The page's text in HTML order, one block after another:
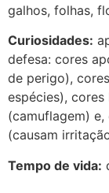
galhos, folhas,
Curiosidades:
defesa: cores
de perigo),
espécies),
(camuflagem)
(causam
Tempo de vida: